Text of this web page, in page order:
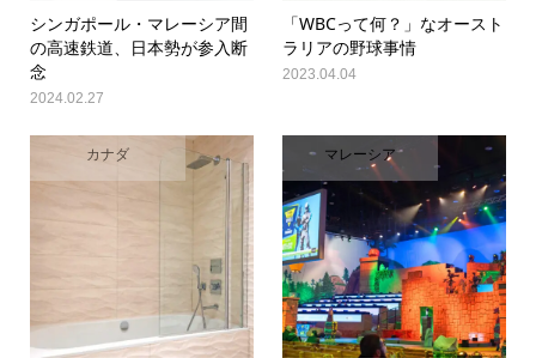
シンガポール・マレーシア間
の高速鉄道、日本勢が参入断
念
2024.02.27
「WBCって何？」なオースト
ラリアの野球事情
2023.04.04
カナダ マレーシア